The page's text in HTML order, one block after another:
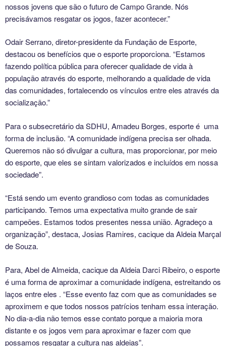
nossos jovens que são o futuro de Campo Grande. Nós
precisávamos resgatar os jogos, fazer acontecer.”
Odair Serrano, diretor-presidente da Fundação de Esporte,
destacou os benefícios que o esporte proporciona. “Estamos
fazendo política pública para oferecer qualidade de vida à
população através do esporte, melhorando a qualidade de vida
das comunidades, fortalecendo os vínculos entre eles através da
socialização.”
Para o subsecretário da SDHU, Amadeu Borges, esporte é uma
forma de inclusão. “A comunidade indígena precisa ser olhada.
Queremos não só divulgar a cultura, mas proporcionar, por meio
do esporte, que eles se sintam valorizados e incluídos em nossa
sociedade”.
“Está sendo um evento grandioso com todas as comunidades
participando. Temos uma expectativa muito grande de sair
campeões. Estamos todos presentes nessa união. Agradeço a
organização”, destaca, Josias Ramires, cacique da Aldeia Marçal
de Souza.
Para, Abel de Almeida, cacique da Aldeia Darci Ribeiro, o esporte
é uma forma de aproximar a comunidade indígena, estreitando os
laços entre eles . “Esse evento faz com que as comunidades se
aproximem e que todos nossos patrícios tenham essa interação.
No dia-a-dia não temos esse contato porque a maioria mora
distante e os jogos vem para aproximar e fazer com que
possamos resgatar a cultura nas aldeias”.